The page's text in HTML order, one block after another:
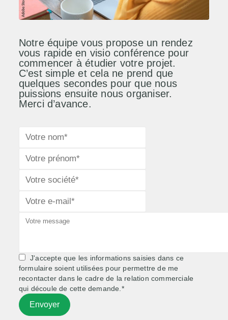
Notre équipe vous propose un rendez
vous rapide en visio conférence pour
commencer à étudier votre projet.
C’est simple et cela ne prend que
quelques secondes pour que nous
puissions ensuite nous organiser.
Merci d’avance.
J'accepte que les informations saisies dans ce
formulaire soient utilisées pour permettre de me
recontacter dans le cadre de la relation commerciale
qui découle de cette demande.*